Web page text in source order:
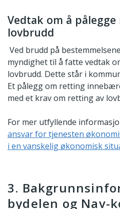
Vedtak om å
lovbrudd
Ved brudd på
myndighet til å fatte vedtak
lovbrudd. Dette står i
Et pålegg om retting
med et krav om retting av
For mer utfyllende
ansvar for tjenesten
i en vanskelig økonomisk
3.
bydelen og Nav-